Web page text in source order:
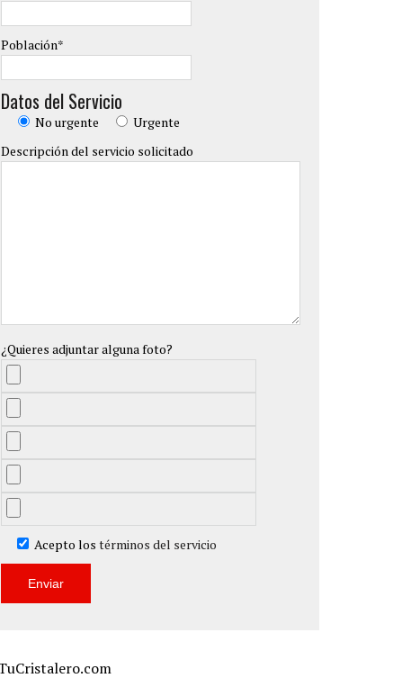
Población*
Datos del Servicio
No urgente
Urgente
Descripción del servicio solicitado
¿Quieres adjuntar alguna foto?
Acepto lostérminos del servicio